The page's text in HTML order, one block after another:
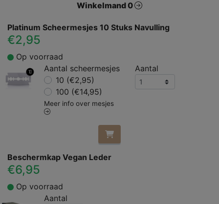
Winkelmand 0
Platinum Scheermesjes 10 Stuks Navulling
€2,95
Op voorraad
Aantal scheermesjes
10 (€2,95)
100 (€14,95)
Meer info over mesjes
Aantal
Beschermkap Vegan Leder
€6,95
Op voorraad
Aantal